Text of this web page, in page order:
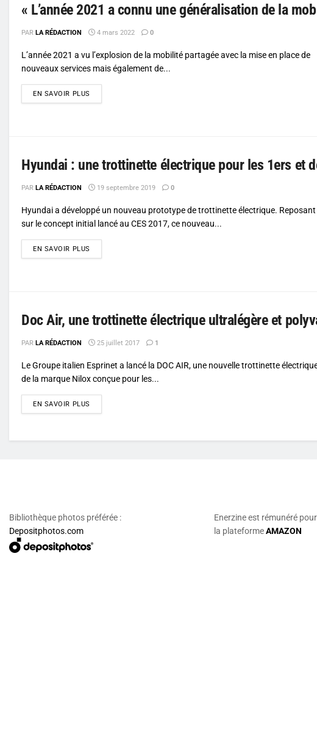
« L’année 2021 a connu une généralisation de la
PAR LA RÉDACTION 4 mars 2022 0
L’année 2021 a vu l’explosion de la mobilité partagée avec la mise en place de
nouveaux services mais également de...
EN SAVOIR PLUS
Hyundai : une trottinette électrique pour les 1ers et
PAR LA RÉDACTION 19 septembre 2019 0
Hyundai a développé un nouveau prototype de trottinette électrique. Reposant
sur le concept initial lancé au CES 2017, ce nouveau...
EN SAVOIR PLUS
Doc Air, une trottinette électrique ultralégère et
PAR LA RÉDACTION 25 juillet 2017 1
Le Groupe italien Esprinet a lancé la DOC AIR, une nouvelle trottinette
de la marque Nilox conçue pour les...
EN SAVOIR PLUS
Bibliothèque photos préférée :
Depositphotos.com
Enerzine est rémunéré
la plateformeAMAZON